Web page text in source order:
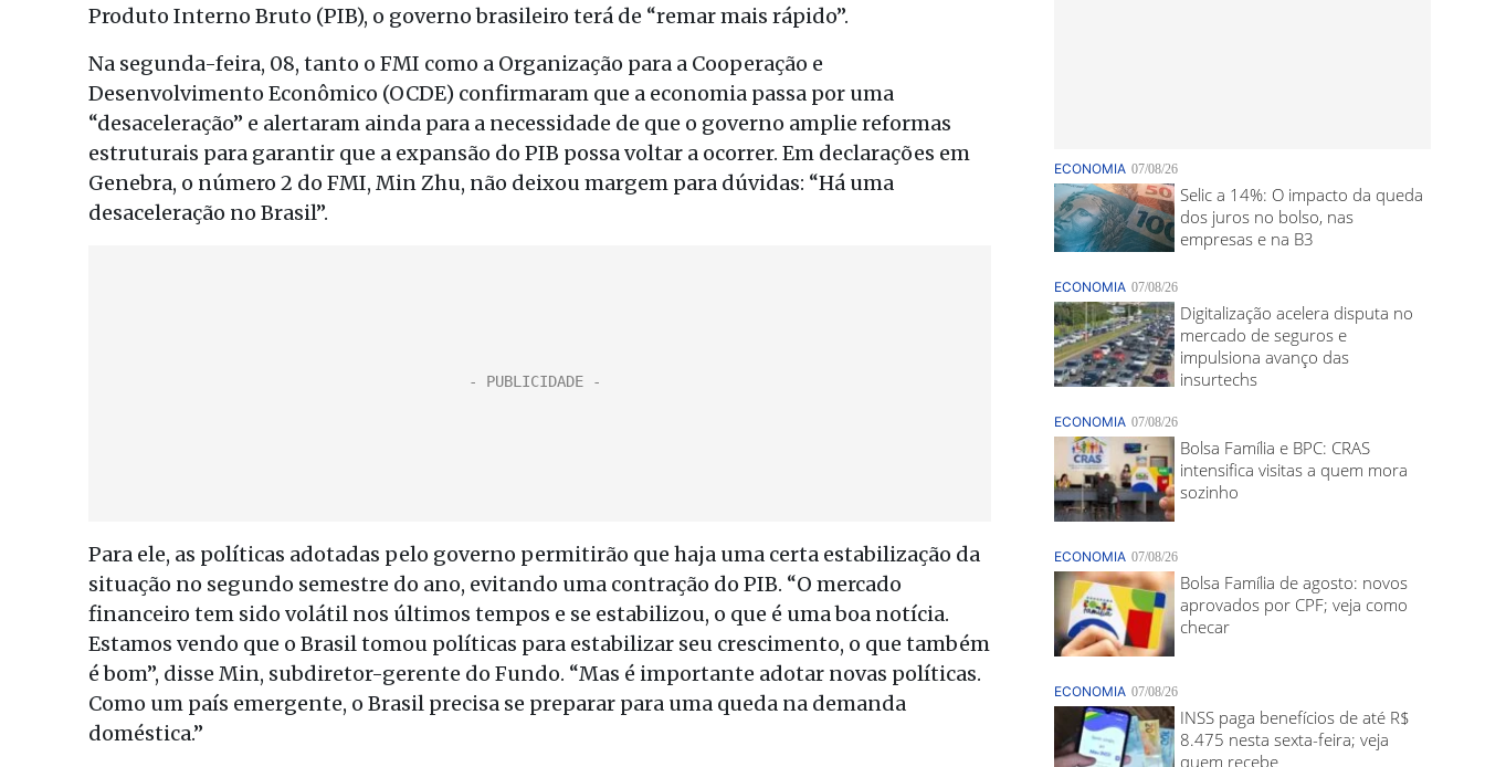
Produto Interno Bruto (PIB), o governo brasileiro terá de “remar mais rápido”.
Na segunda-feira, 08, tanto o FMI como a Organização para a Cooperação e
Desenvolvimento Econômico (OCDE) confirmaram que a economia passa por uma
“desaceleração” e alertaram ainda para a necessidade de que o governo amplie reformas
estruturais para garantir que a expansão do PIB possa voltar a ocorrer. Em declarações em
Genebra, o número 2 do FMI, Min Zhu, não deixou margem para dúvidas: “Há uma
desaceleração no Brasil”.
Para ele, as políticas adotadas pelo governo permitirão que haja uma certa estabilização da
situação no segundo semestre do ano, evitando uma contração do PIB. “O mercado
financeiro tem sido volátil nos últimos tempos e se estabilizou, o que é uma boa notícia.
Estamos vendo que o Brasil tomou políticas para estabilizar seu crescimento, o que também
é bom”, disse Min, subdiretor-gerente do Fundo. “Mas é importante adotar novas políticas.
Como um país emergente, o Brasil precisa se preparar para uma queda na demanda
doméstica.”